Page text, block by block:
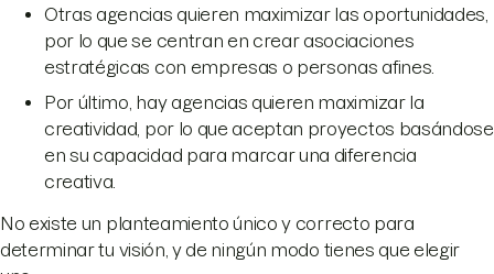
Otras agencias quieren maximizar las oportunidades,
por lo que se centran en crear asociaciones
estratégicas con empresas o personas afines.
Por último, hay agencias quieren maximizar la
creatividad, por lo que aceptan proyectos basándose
en su capacidad para marcar una diferencia
creativa.
No existe un planteamiento único y correcto para
determinar tu visión, y de ningún modo tienes que elegir